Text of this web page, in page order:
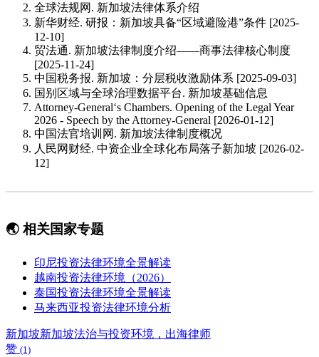
全球法规网. 新加坡法律体系介绍
新华财经. 研报：新加坡具备“区域避险港”条件 [2025-
12-10]
贸法通. 新加坡法律制度介绍——商事法律核心制度
[2025-11-24]
中国税务报. 新加坡：分层税收激励体系 [2025-09-03]
国别区域与全球治理数据平台. 新加坡基础信息
Attorney-General‘s Chambers. Opening of the Legal Year
2026 - Speech by the Attorney-General [2026-01-12]
中国法官培训网. 新加坡法律制度概况
人民网财经. 中资企业全球化布局落子新加坡 [2026-02-
12]
🌏 相关国家专题
印尼投资法律环境全景解读
越南投资法律环境（2026）
泰国投资法律环境全景解读
马来西亚投资法律环境分析
新加坡新加坡法治与投资环境，出海律师
赞 (1)